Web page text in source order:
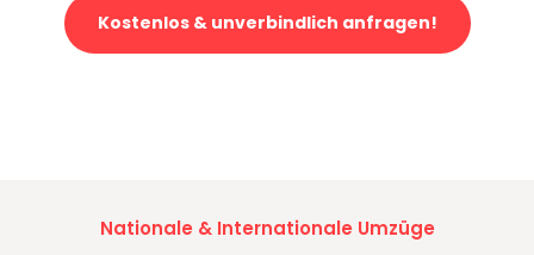
Kostenlos & unverbindlich anfragen!
Nationale & Internationale Umzüge